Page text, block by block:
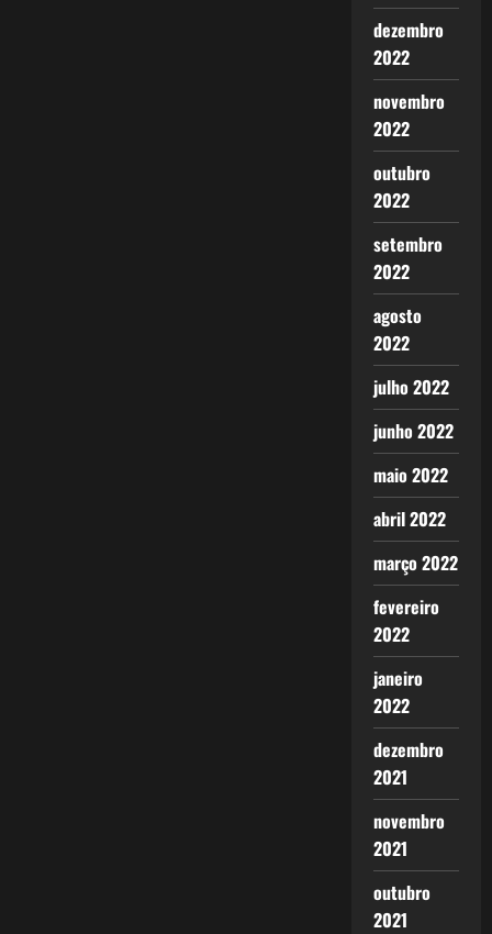
dezembro
2022
novembro
2022
outubro
2022
setembro
2022
agosto
2022
julho 2022
junho 2022
maio 2022
abril 2022
março 2022
fevereiro
2022
janeiro
2022
dezembro
2021
novembro
2021
outubro
2021